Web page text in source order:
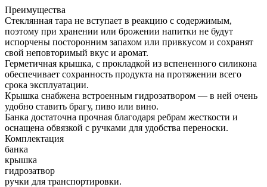
Преимущества
Стеклянная тара не вступает в реакцию с содержимым,
поэтому при хранении или брожении напитки не будут
испорчены посторонним запахом или привкусом и сохранят
свой неповторимый вкус и аромат.
Герметичная крышка, с прокладкой из вспененного силикона
обеспечивает сохранность продукта на протяжении всего
срока эксплуатации.
Крышка снабжена встроенным гидрозатвором — в ней очень
удобно ставить брагу, пиво или вино.
Банка достаточна прочная благодаря ребрам жесткости и
оснащена обвязкой с ручками для удобства переноски.
Комплектация
банка
крышка
гидрозатвор
ручки для транспортировки.